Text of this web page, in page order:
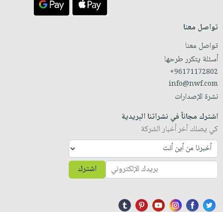
تواصل معنا
تواصل معنا
أسئلة يتكرر طرحها
+96171172802
info@nwf.com
نشرة الإصدارات
اشترك مجاناً في نشراتنا البريدية
كي يصلك آخر أخبار الشركة
اشترك